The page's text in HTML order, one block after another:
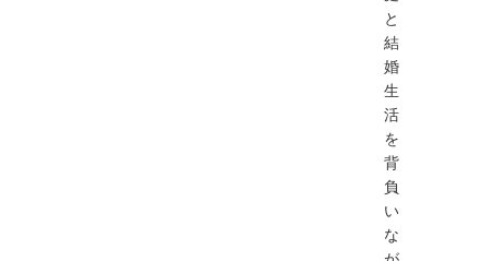
と
結
婚
生
活
を
背
負
い
な